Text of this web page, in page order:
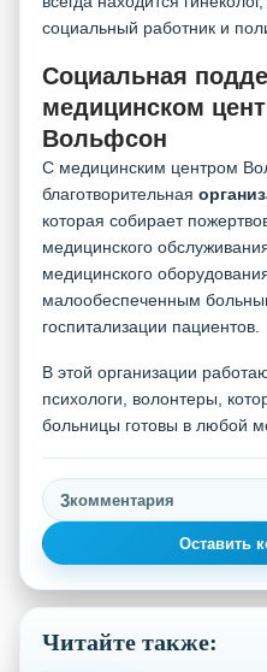
социальный работник и
Социальная
медицинском
Вольфсон
С медицинским центром
благотворительная
которая собирает
медицинского
медицинского
малообеспеченным
госпитализации пациентов.
В этой организации
психологи, волонтеры,
больницы готовы в любой
3комментария
Оставить
Читайте также: